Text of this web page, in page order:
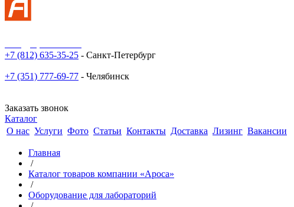
+7 (812) 635-35-25 - Санкт-Петербург
+7 (351) 777-69-77 - Челябинск
Заказать звонок
Каталог
О нас Услуги Фото Статьи Контакты Доставка Лизинг Вакансии
Главная
/
Каталог товаров компании «Ароса»
/
Оборудование для лабораторий